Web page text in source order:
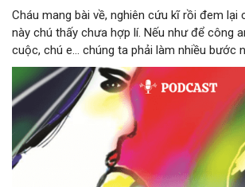
Cháu mang bài về, nghiên cứu kĩ rồi đem lại
này chú thấy chưa hợp lí. Nếu như để công
cuộc, chú e… chúng ta phải làm nhiều bước
thì tiếp tục nhé! Chú Minh cầm tập bài viết
ngại ngùng đỡ lấy. Đây là lần thứ ba, loạt
bị Tổng biên tập kêu lên để trả lại...